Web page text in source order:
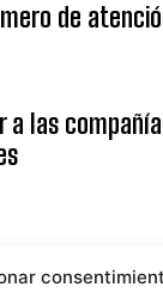
de
a las
DEL CANAL